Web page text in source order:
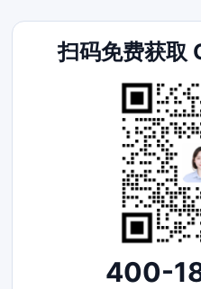
扫码免费获取
400-